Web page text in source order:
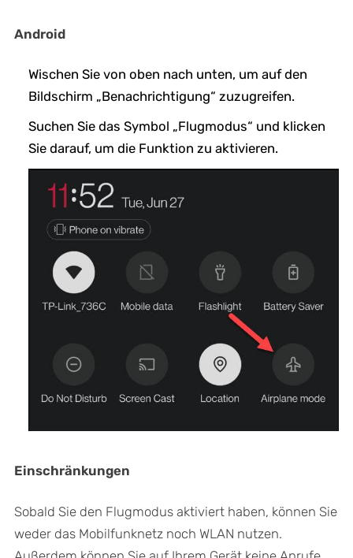
Android
Wischen Sie von oben nach unten, um auf den
Bildschirm „Benachrichtigung“ zuzugreifen.
Suchen Sie das Symbol „Flugmodus“ und klicken
Sie darauf, um die Funktion zu aktivieren.
Einschränkungen
Sobald Sie den Flugmodus aktiviert haben, können Sie
weder das Mobilfunknetz noch WLAN nutzen.